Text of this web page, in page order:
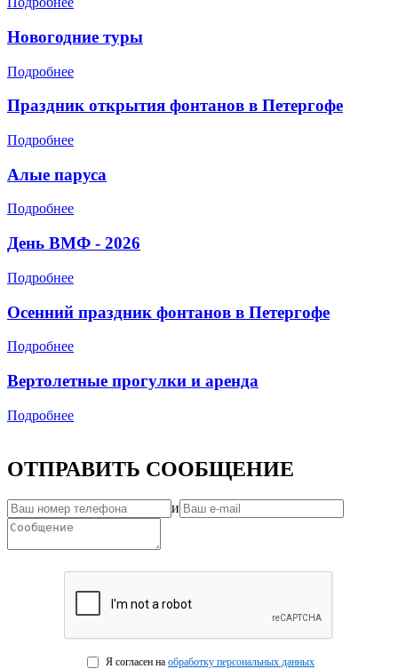
Новогодние туры
Подробнее
Праздник открытия фонтанов в Петергофе
Подробнее
Алые паруса
Подробнее
День ВМФ - 2026
Подробнее
Осенний праздник фонтанов в Петергофе
Подробнее
Вертолетные прогулки и аренда
Подробнее
ОТПРАВИТЬ СООБЩЕНИЕ
и
Я согласен на обработку персональных данных